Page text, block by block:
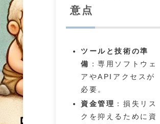
意点
ツールと技術の準
備 ：専用ソフトウェ
アやAPIアクセスが
必要。
資金管理 ：損失リス
クを抑えるために資